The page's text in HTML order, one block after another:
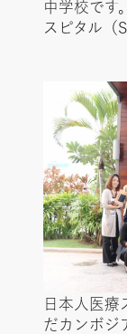
中学校で
スピタル（
日本人医療
だカンボジ